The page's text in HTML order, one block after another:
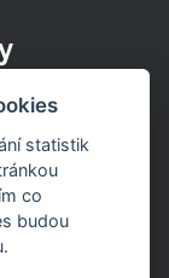
statistik
co
budou